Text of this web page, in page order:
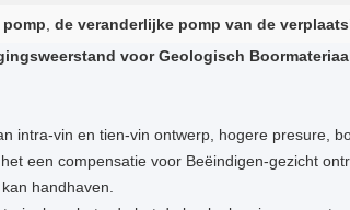
de veranderlijke pomp van de
voor Geologisch
intra-vin en tien-vin ontwerp, hogere presure,
een compensatie voor Beëindigen-gezicht
handhaven.